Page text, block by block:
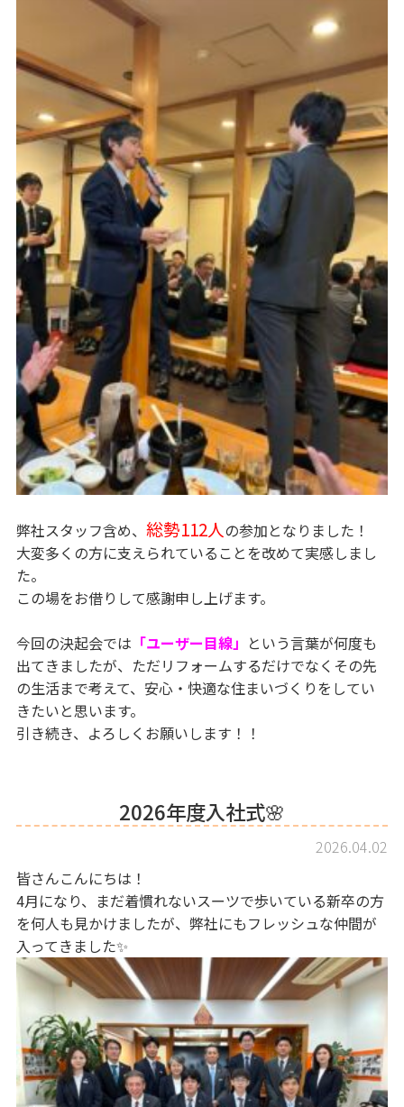
弊社スタッフ含め、 総勢112人の参加となりました！
大変多くの方に支えられていることを改めて実感しまし
た。
この場をお借りして感謝申し上げます。
今回の決起会では 「ユーザー目線」 という言葉が何度も
出てきましたが、ただリフォームするだけでなくその先
の生活まで考えて、安心・快適な住まいづくりをしてい
きたいと思います。
引き続き、よろしくお願いします！！
2026年度入社式🌸
2026.04.02
皆さんこんにちは！
4月になり、まだ着慣れないスーツで歩いている新卒の方
を何人も見かけましたが、弊社にもフレッシュな仲間が
入ってきました✨